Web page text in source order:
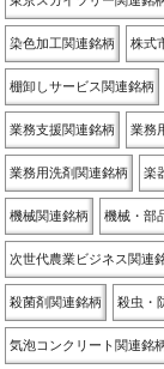
染色加工関連銘柄 株式
棚卸しサービス関連銘柄
業務支援関連銘柄 業務
業務用洗剤関連銘柄 楽
機械関連銘柄 機械・部
次世代農業ビジネス関連
殺菌剤関連銘柄 殺虫・
気泡コンクリート関連銘